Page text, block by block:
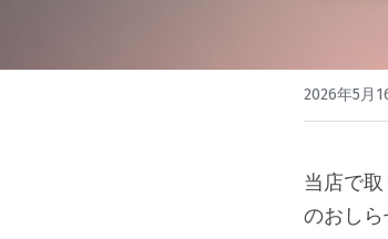
2026年5月
当店で
のおしら